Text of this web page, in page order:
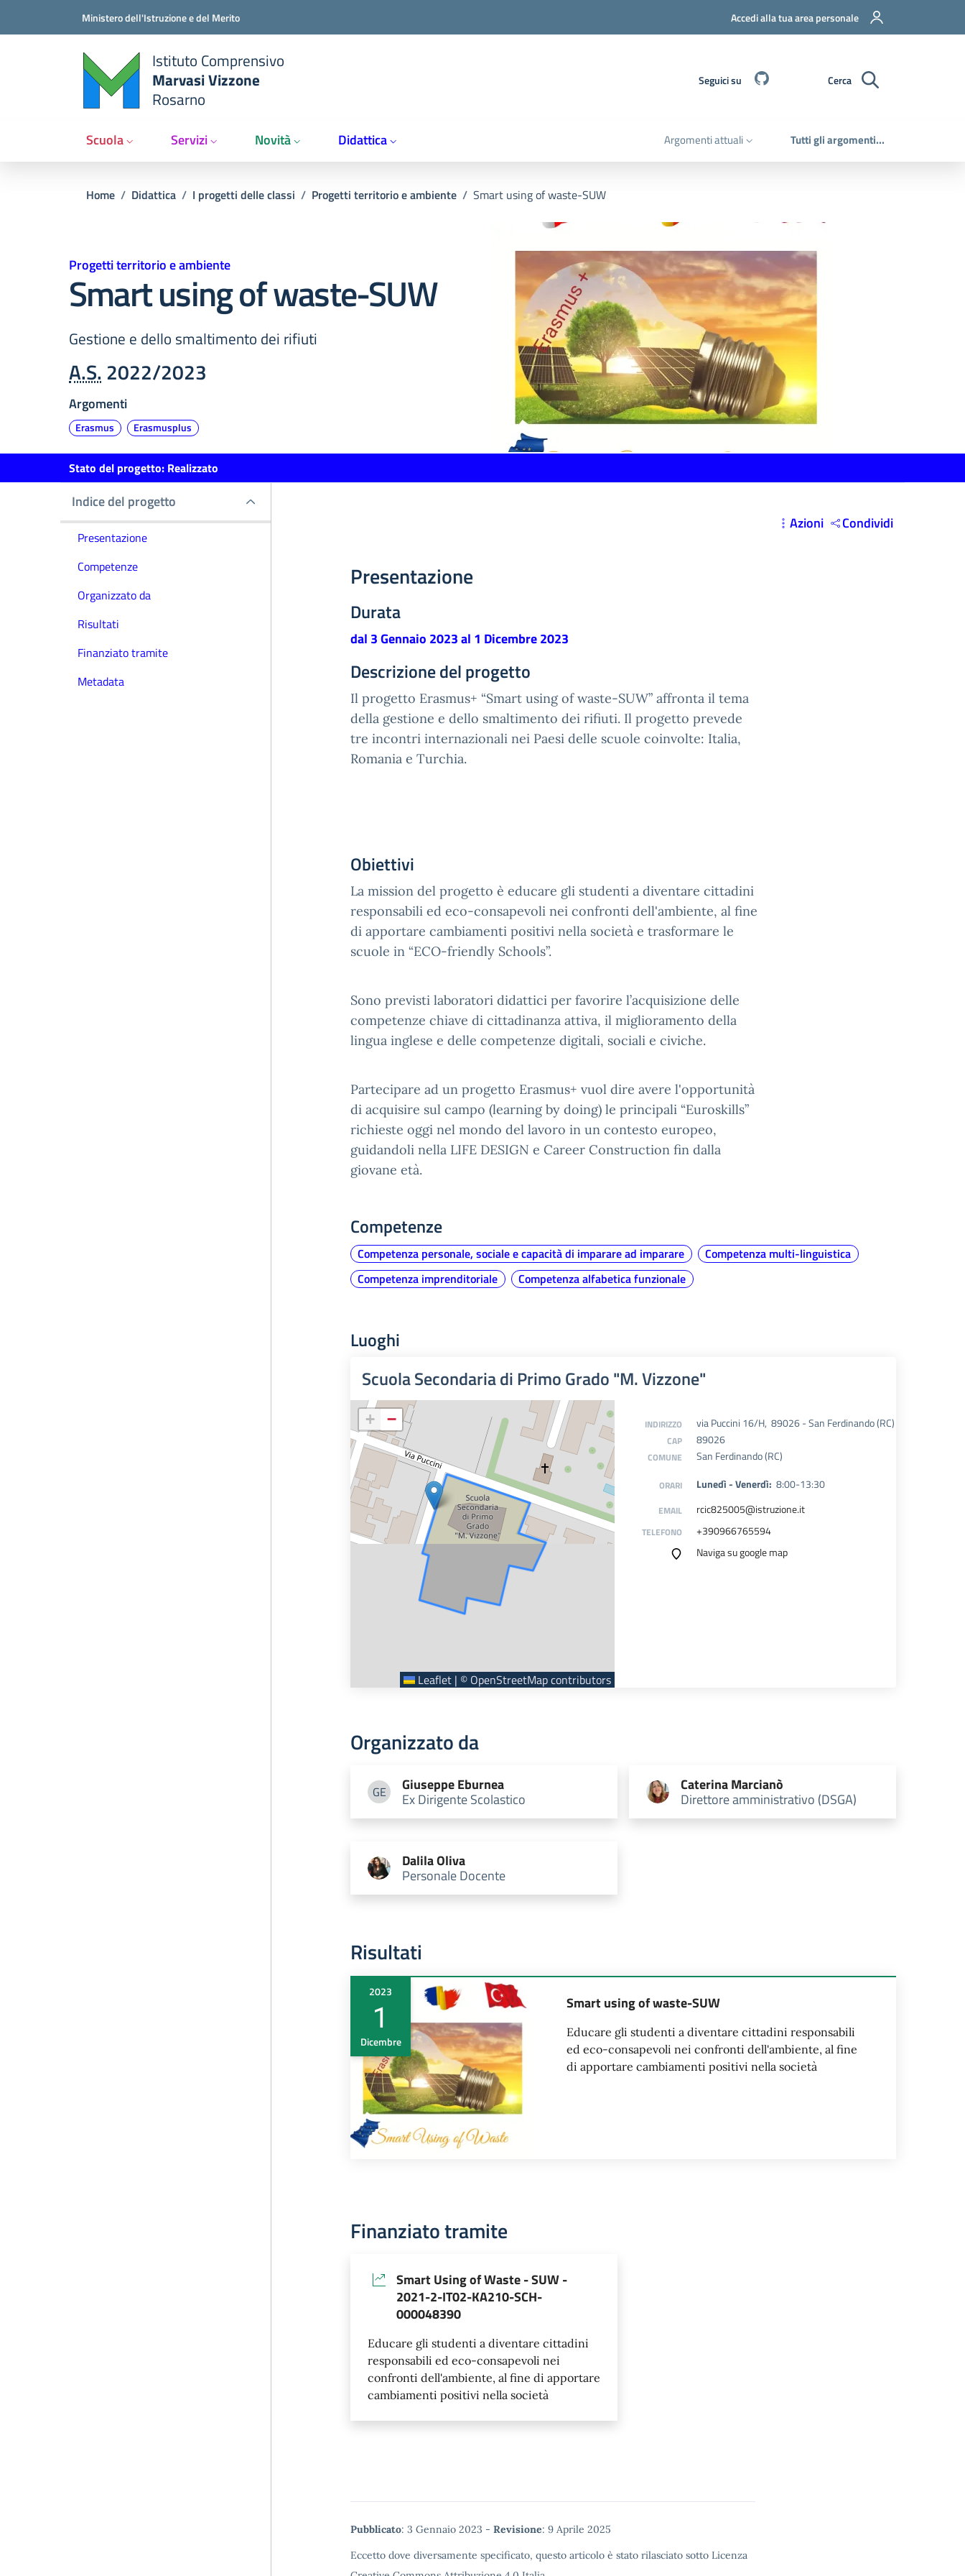
Ministero dell'Istruzione e del Merito Accedi alla tua area personale
Istituto Comprensivo
Marvasi Vizzone
Rosarno
Seguici su Cerca
Scuola Servizi Novità Didattica Argomenti attuali Tutti gli argomenti...
Briciole di pane
Home / Didattica / I progetti delle classi / Progetti territorio e ambiente / Smart using of waste-SUW
Progetti territorio e ambiente
Smart using of waste-SUW
Gestione e dello smaltimento dei rifiuti
A.S. 2022/2023
Argomenti
Erasmus Erasmusplus
Stato del progetto: Realizzato
Indice del progetto
Indice del progetto
Presentazione
Competenze
Organizzato da
Risultati
Finanziato tramite
Metadata
Azioni Condividi
Presentazione
Durata
dal 3 Gennaio 2023al 1 Dicembre 2023
Descrizione del progetto
Il progetto Erasmus+ “Smart using of waste-SUW” affronta il tema
della gestione e dello smaltimento dei rifiuti. Il progetto prevede
tre incontri internazionali nei Paesi delle scuole coinvolte: Italia,
Romania e Turchia.
Obiettivi
La mission del progetto è educare gli studenti a diventare cittadini
responsabili ed eco-consapevoli nei confronti dell'ambiente, al fine
di apportare cambiamenti positivi nella società e trasformare le
scuole in “ECO-friendly Schools”.
Sono previsti laboratori didattici per favorire l’acquisizione delle
competenze chiave di cittadinanza attiva, il miglioramento della
lingua inglese e delle competenze digitali, sociali e civiche.
Partecipare ad un progetto Erasmus+ vuol dire avere l'opportunità
di acquisire sul campo (learning by doing) le principali “Euroskills”
richieste oggi nel mondo del lavoro in un contesto europeo,
guidandoli nella LIFE DESIGN e Career Construction fin dalla
giovane età.
Competenze
Competenza personale, sociale e capacità di imparare ad imparare
Competenza multi-linguistica
Competenza imprenditoriale
Competenza alfabetica funzionale
Luoghi
Scuola Secondaria di Primo Grado "M. Vizzone"
+ −
Leaflet | © OpenStreetMapcontributors
INDIRIZZO via Puccini 16/H, 89026 - San Ferdinando (RC)
CAP 89026
COMUNE San Ferdinando (RC)
ORARI Lunedì - Venerdì: 8:00-13:30
EMAIL rcic825005@istruzione.it
TELEFONO
+390966765594
Naviga su google map
Organizzato da
GEGiuseppe Eburnea
GiuseppeEburnea
Ex Dirigente Scolastico
CaterinaMarcianò
Direttore amministrativo (DSGA)
DalilaOliva
Personale Docente
Risultati
2023
1
Dicembre
Smart using of waste-SUW
Educare gli studenti a diventare cittadini responsabili
ed eco-consapevoli nei confronti dell'ambiente, al fine
di apportare cambiamenti positivi nella società
Finanziato tramite
Smart Using of Waste - SUW -
2021-2-IT02-KA210-SCH-
000048390
Educare gli studenti a diventare cittadini
responsabili ed eco-consapevoli nei
confronti dell'ambiente, al fine di apportare
cambiamenti positivi nella società
Metadata
Pubblicato: 3 Gennaio 2023 - Revisione: 9 Aprile 2025
Eccetto dove diversamente specificato, questo articolo è stato rilasciato sotto Licenza